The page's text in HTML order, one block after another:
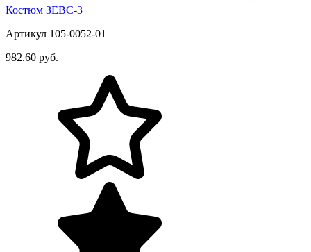
Костюм ЗЕВС-3
Артикул 105-0052-01
982.60 руб.